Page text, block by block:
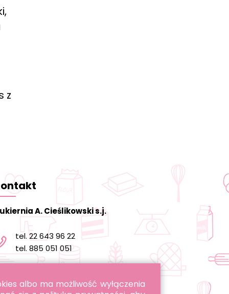
z
A. Cieślikowski s.j.
tel. 22 643 96 22
tel. 885 051 051
albo ma możliwość wyłączenia